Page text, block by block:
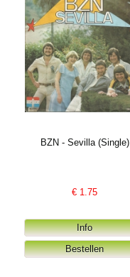
BZN - Sevilla (Single)
€ 1.75